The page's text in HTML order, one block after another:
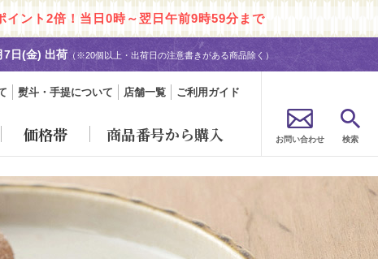
ント2倍！当日0時～翌日午前9時59分まで
7日(金) 出荷 （※20個以上・出荷日の注意書きがある商品除く）
熨斗・手提について 店舗一覧 ご利用ガイド
価格帯 商品番号から購入 お問い合わせ 検索